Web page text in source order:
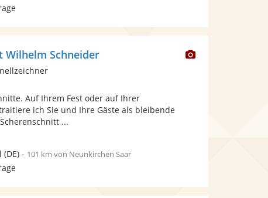
Dieser
Wilhelm Schneider
Auf Ihrem Fest oder auf Ihrer
ich Sie und Ihre Gäste als bleibende
...
(DE)- 101 km von Neunkirchen Saar